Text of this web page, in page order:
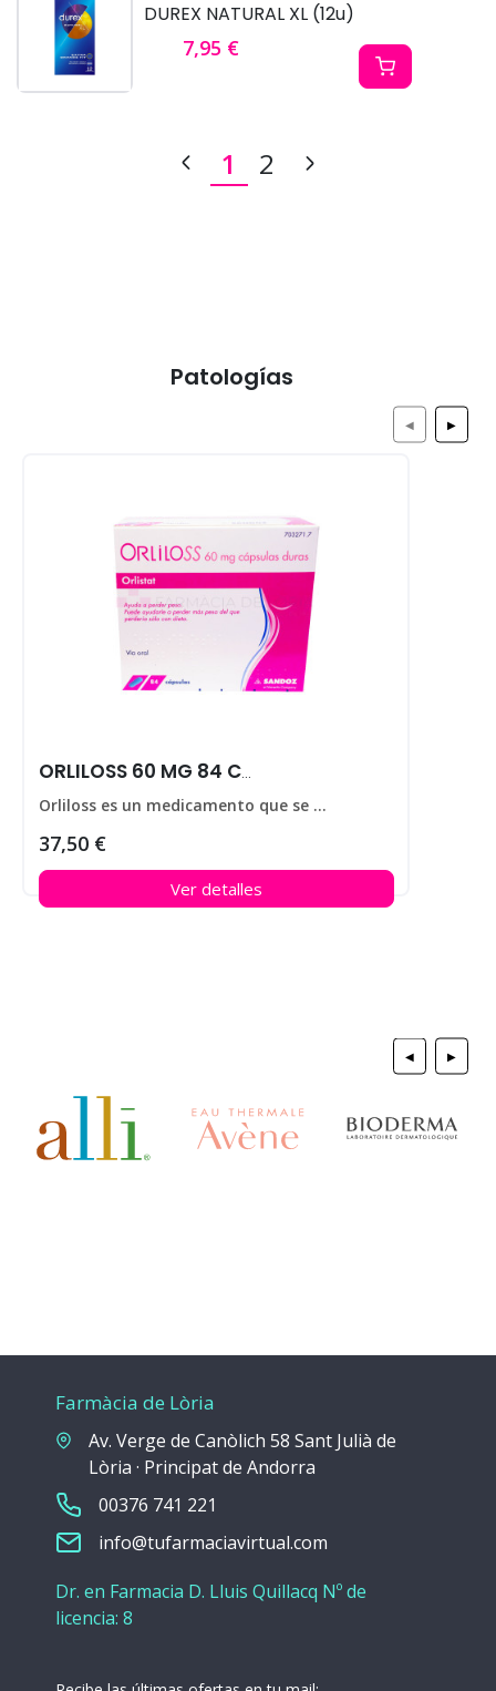
DUREX NATURAL XL (12u)
7,95 €
1 2
Patologías
ORLILOSS 60 MG 84 CAPS
Orliloss es un medicamento que se utiliza para ayudar a perder peso en personas que padecen obesidad.
37,50 €
Ver detalles
◀ ▶
◀ ▶
Farmàcia de Lòria
Av. Verge de Canòlich 58 Sant Julià de
Lòria · Principat de Andorra
00376 741 221
info@tufarmaciavirtual.com
Dr. en Farmacia D. Lluis Quillacq Nº de
licencia: 8